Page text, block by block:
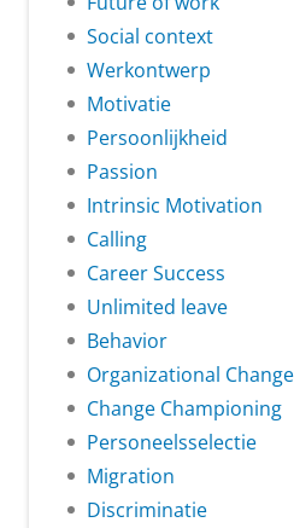
Social context
Werkontwerp
Motivatie
Persoonlijkheid
Passion
Intrinsic Motivation
Calling
Career Success
Unlimited leave
Behavior
Organizational Change
Change Championing
Personeelsselectie
Migration
Discriminatie